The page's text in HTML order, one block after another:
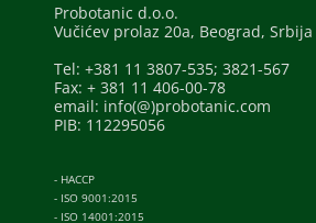
Probotanic d.o.o.
Vučićev prolaz 20a, Beograd, Srbija
Tel: +381 11 3807-535; 3821-567
Fax: + 381 11 406-00-78
email: info(@)probotanic.com
PIB: 112295056
- HACCP
- ISO 9001:2015
- ISO 14001:2015